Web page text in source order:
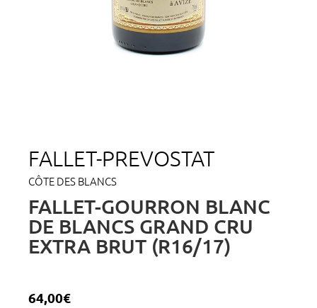
FALLET-PREVOSTAT
CÔTE DES BLANCS
FALLET-GOURRON BLANC
DE BLANCS GRAND CRU
EXTRA BRUT (R16/17)
64,00€